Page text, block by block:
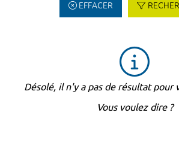
EFFACER
Désolé, il n'y a pas de résultat pour
Vous voulez dire ?